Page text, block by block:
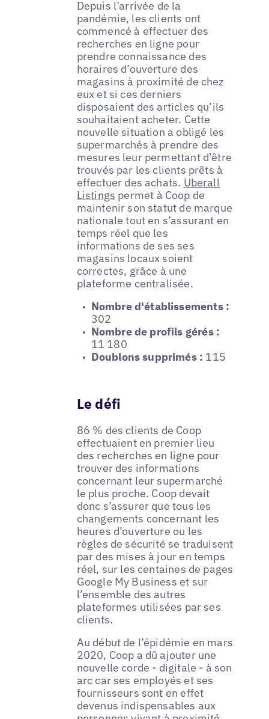
Depuis l’arrivée de la
pandémie, les clients ont
commencé à effectuer des
recherches en ligne pour
prendre connaissance des
horaires d’ouverture des
magasins à proximité de chez
eux et si ces derniers
disposaient des articles qu’ils
souhaitaient acheter. Cette
nouvelle situation a obligé les
supermarchés à prendre des
mesures leur permettant d’être
trouvés par les clients prêts à
effectuer des achats. Uberall
Listings permet à Coop de
maintenir son statut de marque
nationale tout en s’assurant en
temps réel que les
informations de ses ses
magasins locaux soient
correctes, grâce à une
plateforme centralisée.
Nombre d'établissements :
302
Nombre de profils gérés :
11 180
Doublons supprimés : 115
Le défi
86 % des clients de Coop
effectuaient en premier lieu
des recherches en ligne pour
trouver des informations
concernant leur supermarché
le plus proche. Coop devait
donc s’assurer que tous les
changements concernant les
heures d’ouverture ou les
règles de sécurité se traduisent
par des mises à jour en temps
réel, sur les centaines de pages
Google My Business et sur
l’ensemble des autres
plateformes utilisées par ses
clients.
Au début de l’épidémie en mars
2020, Coop a dû ajouter une
nouvelle corde - digitale - à son
arc car ses employés et ses
fournisseurs sont en effet
devenus indispensables aux